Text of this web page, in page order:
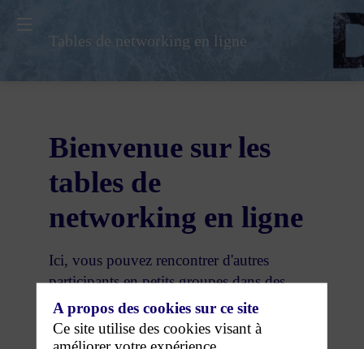
Tables de networking en ligne
Bienvenue sur les
tables de
networking en ligne
Ici, vous pouvez rencontrer d'autres
participants en petits groupes dans des
salles digitales - via messages, échanges
audio ou vidéo.
A propos des cookies sur ce site
Ce site utilise des cookies visant à